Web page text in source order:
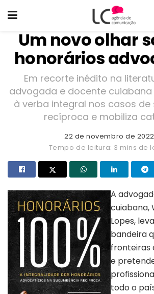
Um novo olhar
honorários
Em recorte inédito na
advogada e docente
à verba integral nos casos
recíproca e mobiliza
22 de novembro de 2022
Tempo de leitura: 3 mins de
A
cuiabana,
Lopes,
bandeira
fronteiras
e
todo o